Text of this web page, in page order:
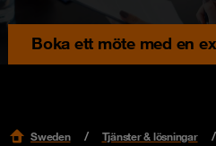
Boka ett möte med en
Sweden Tjänster & lösningar